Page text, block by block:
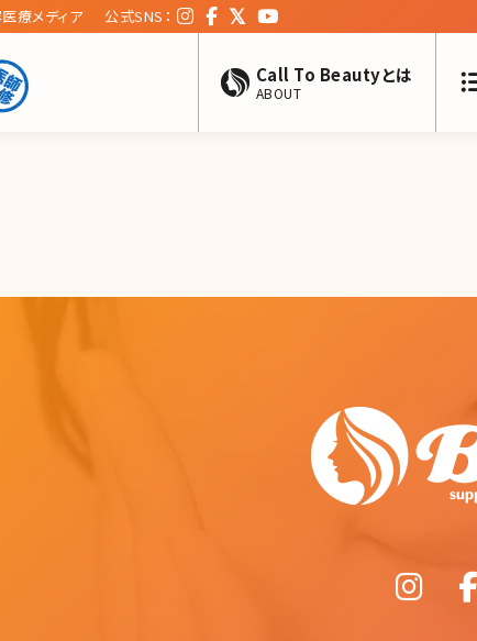
療メディア 公式SNS：
Call To Beautyとは
ABOUT